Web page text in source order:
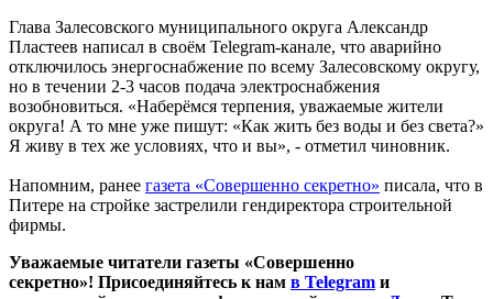
Глава Залесовского муниципального округа Александр
Пластеев написал в своём Telegram-канале, что аварийно
отключилось энергоснабжение по всему Залесовскому округу,
но в течении 2-3 часов подача электроснабжения
возобновиться. «Наберёмся терпения, уважаемые жители
округа! А то мне уже пишут: «Как жить без воды и без света?»
Я живу в тех же условиях, что и вы», - отметил чиновник.
Напомним, ранее газета «Совершенно секретно» писала, что в
Питере на стройке застрелили гендиректора строительной
фирмы.
Уважаемые читатели газеты «Совершенно
секретно»! Присоединяйтесь к нам в Telegram и